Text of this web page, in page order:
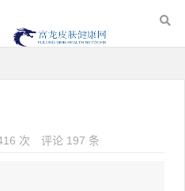
次 评论 197 条